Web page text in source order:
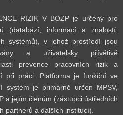
RIZIK V BOZP je určený pro
(databází, informací a znalostí,
systémů), v jehož prostředí jsou
a uživatelsky přívětivě
prevence pracovních rizik a
při práci. Platforma je funkční ve
systém je primárně určen MPSV,
a jejím členům (zástupci ústředních
partnerů a dalších institucí).